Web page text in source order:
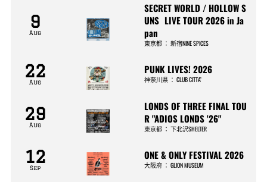
9
Aug
SECRET WORLD / HOLLOW S
UNS LIVE TOUR 2026 in Ja
pan
東京都 ：新宿NINE SPICES
22
Aug
PUNK LIVES! 2026
神奈川県 ：CLUB CITTA’
29
Aug
LONDS OF THREE FINAL TOU
R "ADIOS LONDS '26"
東京都 ：下北沢SHELTER
12
Sep
ONE & ONLY FESTIVAL 2026
大阪府 ：GLION MUSEUM